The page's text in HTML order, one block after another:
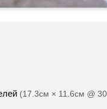
(17.3см × 11.6см @